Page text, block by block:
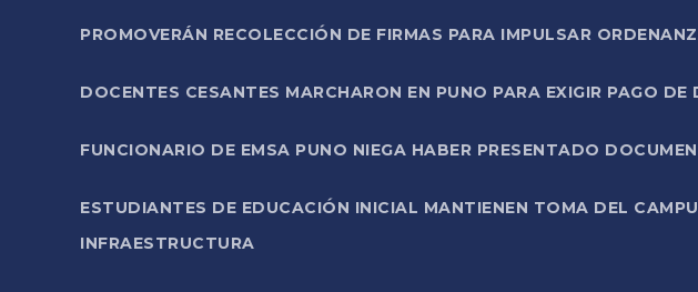
PROMOVERÁN RECOLECCIÓN DE FIRMAS PARA IMPULSAR
DOCENTES CESANTES MARCHARON EN PUNO PARA EXIGIR PAGO
FUNCIONARIO DE EMSA PUNO NIEGA HABER PRESENTADO
ESTUDIANTES DE EDUCACIÓN INICIAL MANTIENEN TOMA DEL
INFRAESTRUCTURA